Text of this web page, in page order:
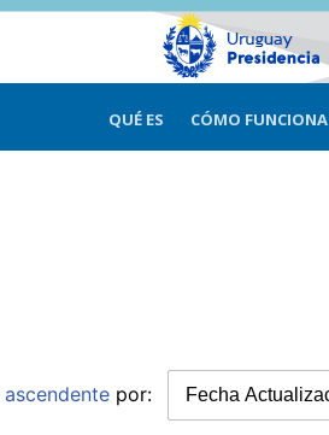
QUÉ ES CÓMO FUNCIONA
ascendente por: